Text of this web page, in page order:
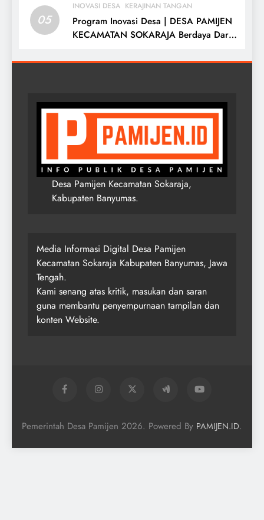
05
INOVASI DESA KERAJINAN TANGAN
Program Inovasi Desa | DESA PAMIJEN
KECAMATAN SOKARAJA Berdaya Dari
Desa Pamijen Kecamatan Sokaraja,
Kabupaten Banyumas.
Media Informasi Digital Desa Pamijen
Kecamatan Sokaraja Kabupaten Banyumas, Jawa
Tengah.
Kami senang atas kritik, masukan dan saran
guna membantu penyempurnaan tampilan dan
konten Website.
Pemerintah Desa Pamijen 2026. Powered By PAMIJEN.ID.